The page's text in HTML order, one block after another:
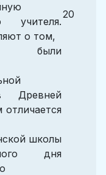
учителя.
о том,
были
Древней
школы
дня
20